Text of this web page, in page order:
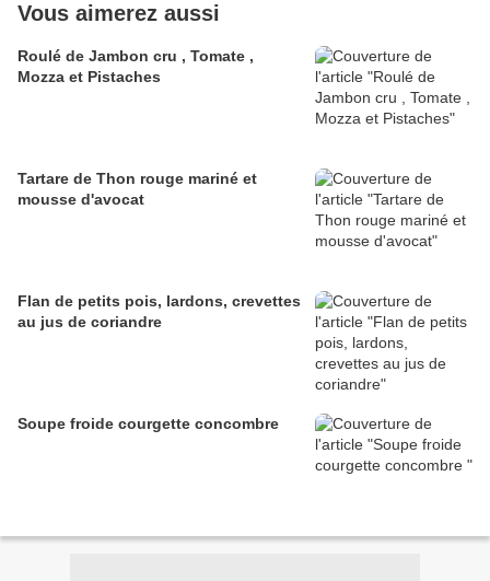
Vous aimerez aussi
Roulé de Jambon cru , Tomate ,
Mozza et Pistaches
Tartare de Thon rouge mariné et
mousse d'avocat
Flan de petits pois, lardons, crevettes
au jus de coriandre
Soupe froide courgette concombre